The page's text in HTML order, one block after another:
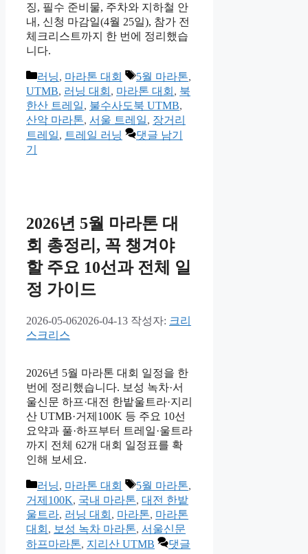
징, 필수 준비물, 주차와 지하철 안
내, 신청 마감일(4월 25일), 참가 전
체크리스트까지 한 번에 정리했습
니다.
카
테
고
리
러닝, 마라톤 대회
태
그
5월 마라톤,
UTMB, 러닝 대회 , 마라톤 대회 , 북
한산 트레일, 불수사도북 UTMB,
산악 마라톤, 서울 트레일, 장거리
트레일, 트레일 러닝
댓글 남기
기
2026년 5월 마라톤 대
회 총정리, 꼭 챙겨야
할 주요 10선과 전체 일
정 가이드
2026-05-062026-04-13 작성자: 크리
스크리스
2026년 5월 마라톤 대회 일정을 한
번에 정리했습니다. 보성 녹차·서
울신문 하프·대전 한밭울트라·지리
산 UTMB·거제100K 등 주요 10선
요약과 풀·하프부터 트레일·울트라
까지 전체 62개 대회 일정표를 확
인해 보세요.
카
테
고
리
러닝, 마라톤 대회
태
그
5월 마라톤,
거제100K, 국내 마라톤, 대전 한밭
울트라, 러닝 대회 , 마라톤, 마라톤
대회 , 보성 녹차 마라톤, 서울신문
하프마라톤, 지리산 UTMB
댓글